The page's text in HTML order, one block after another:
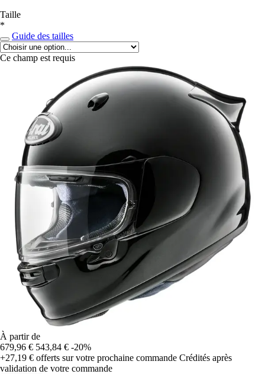
Taille
*
Guide des tailles
Ce champ est requis
À partir de
679,96 € 543,84 € -20%
+27,19 € offerts sur votre prochaine commande Crédités après
validation de votre commande